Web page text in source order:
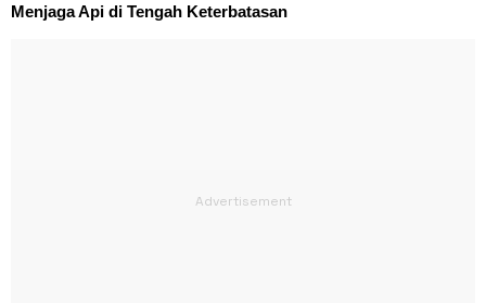
Menjaga Api di Tengah Keterbatasan